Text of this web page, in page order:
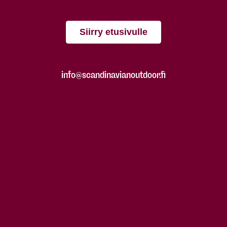
Siirry etusivulle
info@scandinavianoutdoor.fi